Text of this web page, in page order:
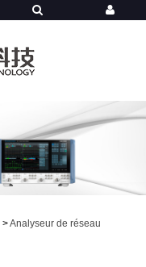
>Analyseur de réseau